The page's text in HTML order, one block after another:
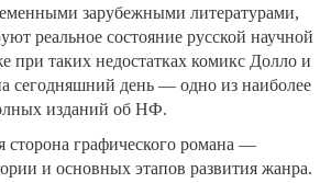
зарубежными литературами,
реальное состояние русской научной
при таких недостатках комикс Долло и
сегодняшний день — одно из наиболее
изданий об НФ.
сторона графического романа —
и основных этапов развития жанра.